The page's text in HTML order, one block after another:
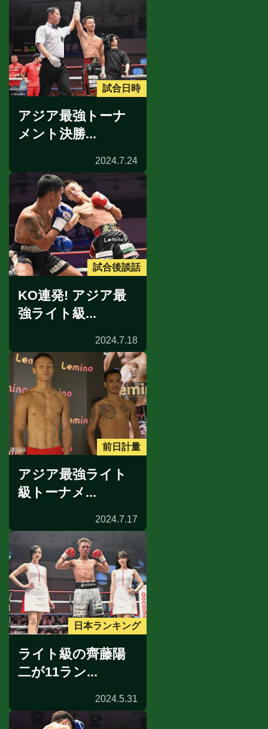
試合日時
アジア最強トーナ
メント決勝...
2024.7.24
試合後談話
KO連発! アジア最
強ライト級...
2024.7.18
前日計量
アジア最強ライト
級トーナメ...
2024.7.17
日本ランキング
ライト級の齊藤陽
二が11ラン...
2024.5.31